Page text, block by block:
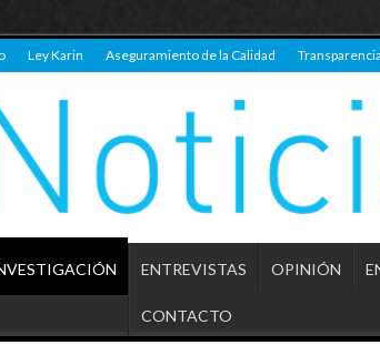
Ley Karin Aseguramiento de la Calidad
ENTREVISTAS OPINIÓN
CONTACTO